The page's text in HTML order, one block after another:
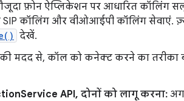
फ़ोन ऐप्लिकेशन पर आधारित कॉलिंग
SIP कॉलिंग और वीओआईपी कॉलिंग सेवाएं.
देखें.
की मदद से, कॉल को कनेक्ट करने का तरीका
API, दोनों को लागू करना: